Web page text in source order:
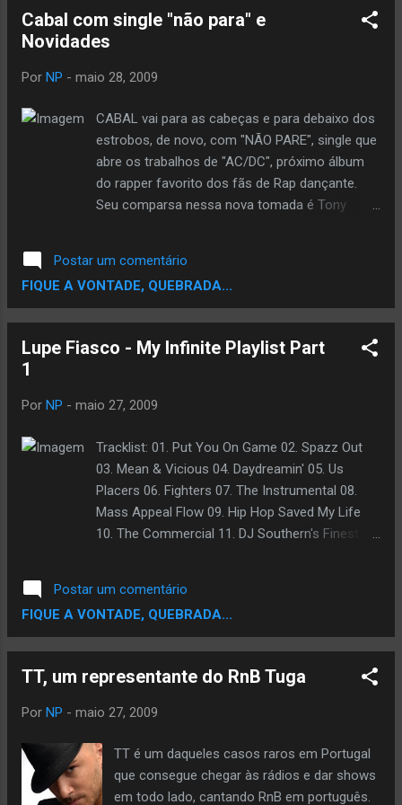
Cabal com single "não para" e
Por NP - maio 28, 2009
CABAL vai para as cabeças e para debaixo dos
estrobos, de novo, com "NÃO PARE", single que
abre os trabalhos de "AC/DC", próximo álbum
do rapper favorito dos fãs de Rap dançante.
Seu comparsa nessa nova tomada é Tony
aqui melodia em um inusitado e criativo refrão
cantado em "portuglish" ao lado do produtor
Dima "Riztocrat" Dahaba, de Guiné-Bissau, este
ficar à vontade sob os timbres espaciais e os
PARE" é quente e está pronta para furar o
nacional. Text de Jamille Pinheiro Veja o Video
Postar um comentário
FIQUE A VONTADE, QUEBRADA...
Lupe Fiasco - My Infinite Playlist Part
1
Por NP - maio 27, 2009
Tracklist: 01. Put You On Game 02. Spazz Out
03. Mean & Vicious 04. Daydreamin' 05. Us
Placers 06. Fighters 07. The Instrumental 08.
Mass Appeal Flow 09. Hip Hop Saved My Life
10. The Commercial 11. DJ Southern's Finest
Little Weapon 17. Streets On Fire 18. Pen & The
Needles 19. After All 20. Hurt Me Soul 21.
American Terrorist 22. U Don't Know 23. Boss
Coolest 27. Go Go Gadget Flow
Postar um comentário
FIQUE A VONTADE, QUEBRADA...
TT, um representante do RnB Tuga
Por NP - maio 27, 2009
TT é um daqueles casos raros em Portugal
que consegue chegar às rádios e dar shows
em todo lado, cantando RnB em português.